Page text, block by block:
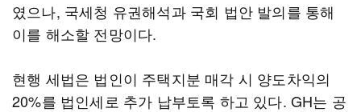
였으나, 국세청 유권해석과 국회 법안 발의를 통해
이를 해소할 전망이다.
현행 세법은 법인이 주택지분 매각 시 양도차익의
20%를 법인세로 추가 납부토록 하고 있다. GH는 공